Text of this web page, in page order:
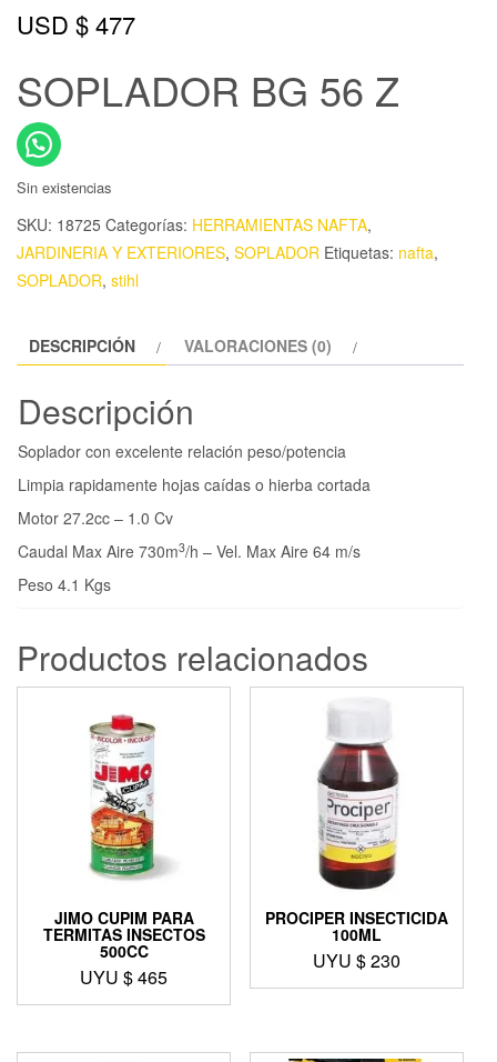
USD $477
SOPLADOR BG 56 Z
Sin existencias
SKU: 18725 Categorías: HERRAMIENTAS NAFTA,
JARDINERIA Y EXTERIORES, SOPLADOR Etiquetas: nafta,
SOPLADOR, stihl
DESCRIPCIÓN VALORACIONES (0)
Descripción
Soplador con excelente relación peso/potencia
Limpia rapidamente hojas caídas o hierba cortada
Motor 27.2cc – 1.0 Cv
Caudal Max Aire 730m3/h – Vel. Max Aire 64 m/s
Peso 4.1 Kgs
Productos relacionados
JIMO CUPIM PARA
TERMITAS INSECTOS
500CC
UYU $465
PROCIPER INSECTICIDA
100ML
UYU $230